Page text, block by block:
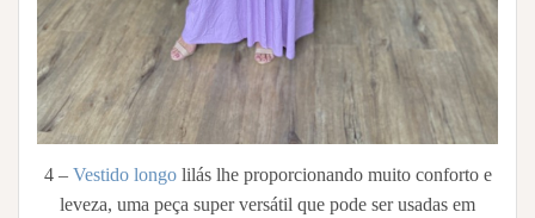
4 –Vestido longo lilás lhe proporcionando muito conforto e
leveza, uma peça super versátil que pode ser usadas em